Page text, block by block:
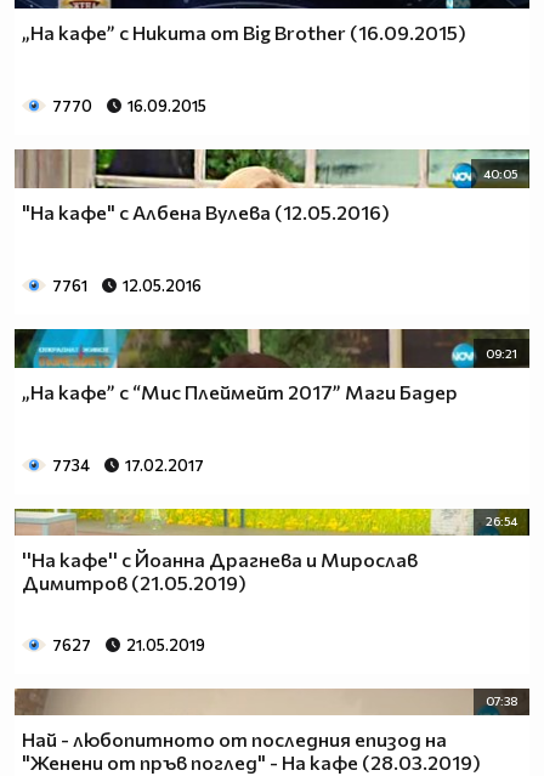
„На кафе” с Никита от Big Brother (16.09.2015)
7770 16.09.2015
40:05
"На кафе" с Албена Вулева (12.05.2016)
7761 12.05.2016
09:21
„На кафе” с “Мис Плеймейт 2017” Маги Бадер
7734 17.02.2017
26:54
''На кафе'' с Йоанна Драгнева и Мирослав
Димитров (21.05.2019)
7627 21.05.2019
07:38
Най - любопитното от последния епизод на
"Женени от пръв поглед" - На кафе (28.03.2019)